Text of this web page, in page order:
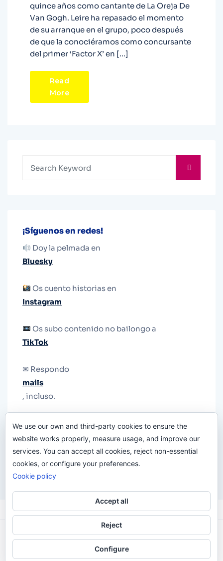
quince años como cantante de La Oreja De
Van Gogh. Leire ha repasado el momento
de su arranque en el grupo, poco después
de que la conociéramos como concursante
del primer ‘Factor X’ en […]
Read
More
¡Síguenos en redes!
Doy la pelmada en
Bluesky
Os cuento historias en
Instagram
Os subo contenido no bailongo a
TikTok
✉ Respondo
mails
, incluso.
le quiten el teléfono.
Odi O'Malley © 2016-2025. Todos Los Derechos
Reservados.
We use our own and third-party cookies to ensure the
website works properly, measure usage, and improve our
services. You can accept all cookies, reject non-essential
cookies, or configure your preferences.
Cookie policy
Accept all
Reject
Configure